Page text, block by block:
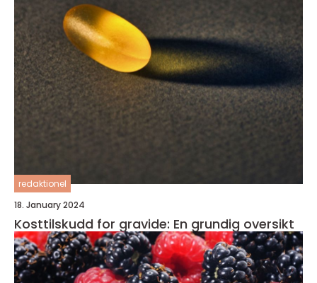
redaktionel
18. January 2024
Kosttilskudd for gravide: En grundig oversikt